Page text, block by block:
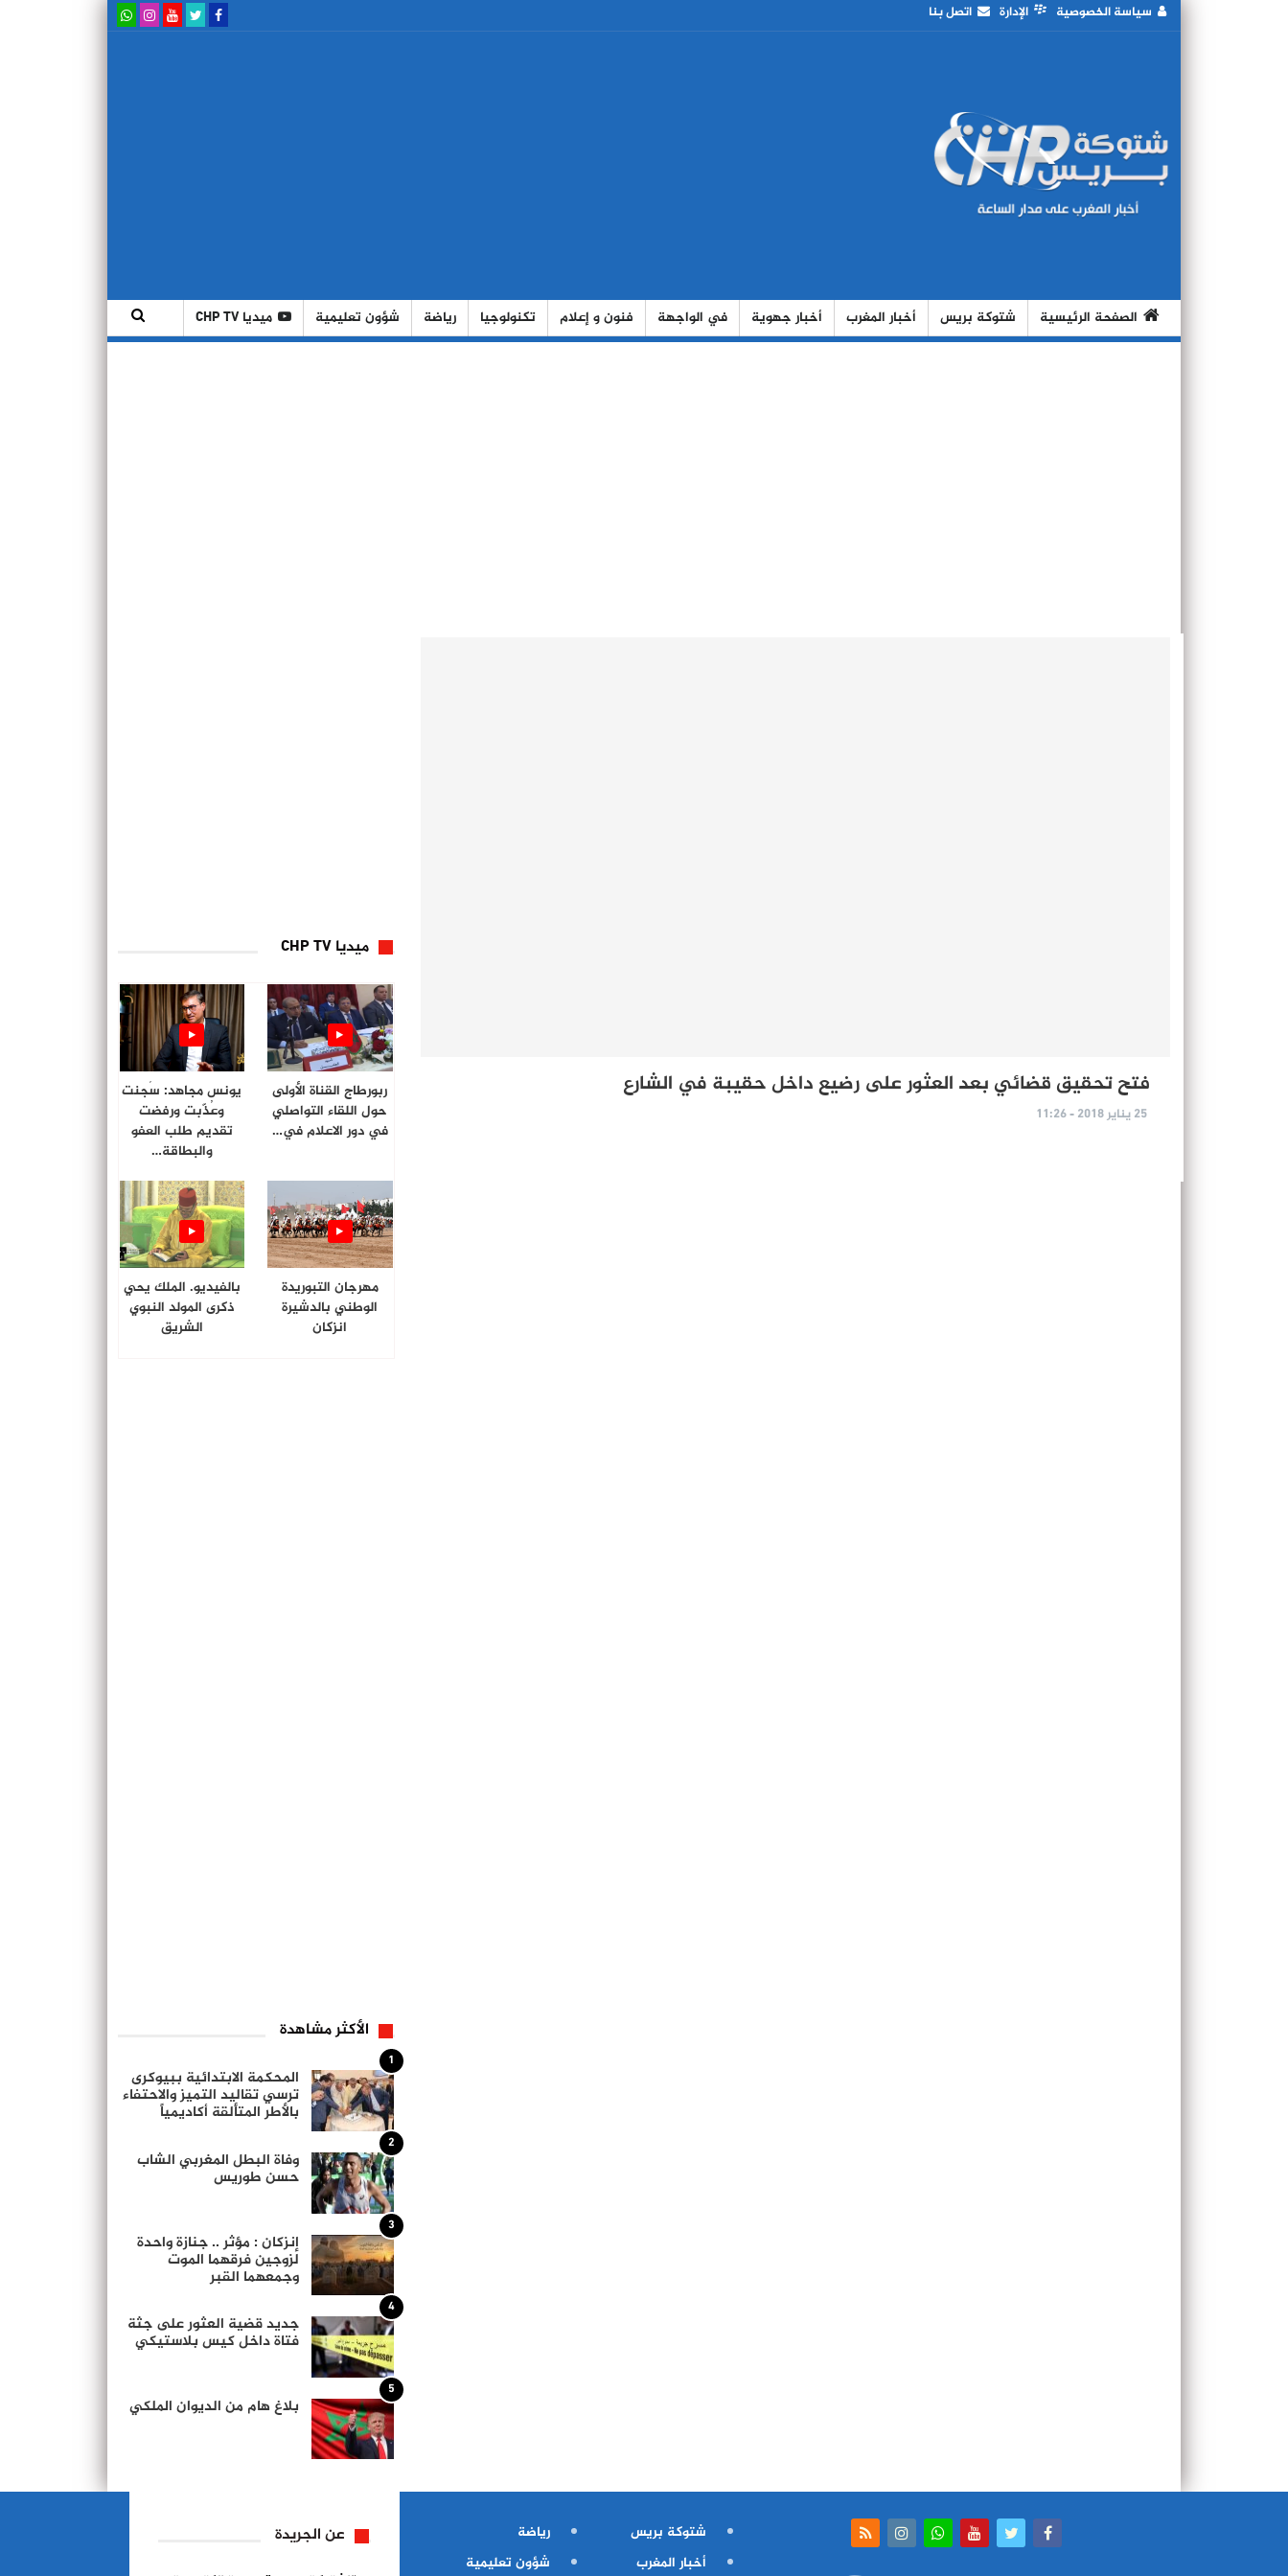
سياسة الخصوصية الإدارة اتصل بنا
الصفحة الرئيسية شتوكة بريس أخبار المغرب أخبار جهوية في الواجهة فنون و إعلام تكنولوجيا رياضة شؤون تعليمية ميديا CHP TV
فتح تحقيق قضائي بعد العثور على رضيع داخل حقيبة في الشارع
25 يناير 2018 - 11:26
ميديا CHP TV
ربورطاج القناة الأولى
حول اللقاء التواصلي
في دور الاعلام في…
يونس مجاهد: سُجنت
وعُذّبت ورفضت
تقديم طلب العفو
والبطاقة…
مهرجان التبوريدة
الوطني بالدشيرة
انزكان
بالفيديو. الملك يحي
ذكرى المولد النبوي
الشريق
الأكثر مشاهدة
1
المحكمة الابتدائية ببيوكرى
ترسي تقاليد التميز والاحتفاء
بالأطر المتألقة أكاديمياً
2
وفاة البطل المغربي الشاب
حسن طوريس
3
إنزكان : مؤثر .. جنازة واحدة
لزوجين فرقهما الموت
وجمعهما القبر
4
جديد قضية العثور على جثة
فتاة داخل كيس بلاستيكي
5
بلاغ هام من الديوان الملكي
شتوكة بريس
أخبار المغرب
رياضة
شؤون تعليمية
عن الجريدة